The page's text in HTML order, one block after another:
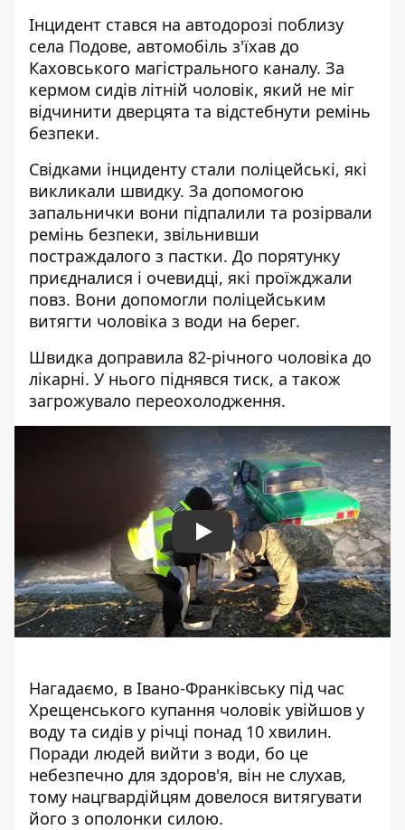
Інцидент стався на автодорозі поблизу
села Подове, автомобіль з'їхав до
Каховського магістрального каналу. За
кермом сидів літній чоловік, який не міг
відчинити дверцята та відстебнути ремінь
безпеки.
Свідками інциденту стали поліцейські, які
викликали швидку. За допомогою
запальнички вони підпалили та розірвали
ремінь безпеки, звільнивши
постраждалого з пастки. До порятунку
приєдналися і очевидці, які проїжджали
повз. Вони допомогли поліцейським
витягти чоловіка з води на берег.
Швидка доправила 82-річного чоловіка до
лікарні. У нього піднявся тиск, а також
загрожувало переохолодження.
Play
Нагадаємо, в Івано-Франківську під час
Хрещенського купання чоловік увійшов у
воду та сидів у річці понад 10 хвилин.
Поради людей вийти з води, бо це
небезпечно для здоров'я, він не слухав,
тому нацгвардійцям довелося витягувати
його з ополонки силою.